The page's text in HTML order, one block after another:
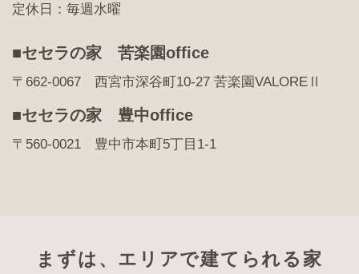
定休日：毎週水曜
■セセラの家 苦楽園office
〒662-0067 西宮市深谷町10-27 苦楽園VALOREⅡ
■セセラの家 豊中office
〒560-0021 豊中市本町5丁目1-1
まずは、エリアで建てられる家